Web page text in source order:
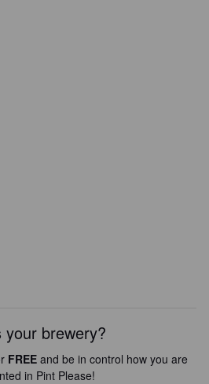
your brewery?
FREE and be in control how you are
in Pint Please!